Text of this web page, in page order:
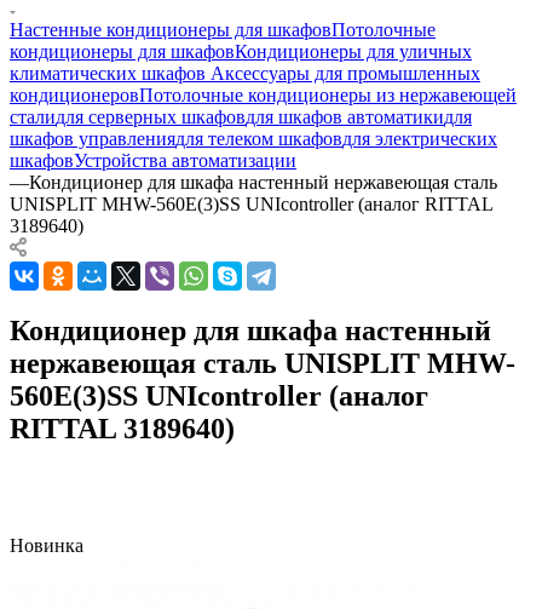
Настенные кондиционеры для шкафовПотолочные
кондиционеры для шкафовКондиционеры для уличных
климатических шкафов Аксессуары для промышленных
кондиционеровПотолочные кондиционеры из нержавеющей
сталидля серверных шкафовдля шкафов автоматикидля
шкафов управлениядля телеком шкафовдля электрических
шкафовУстройства автоматизации
—Кондиционер для шкафа настенный нержавеющая сталь
UNISPLIT MHW-560E(3)SS UNIcontroller (аналог RITTAL
3189640)
Кондиционер для шкафа настенный
нержавеющая сталь UNISPLIT MHW-
560E(3)SS UNIcontroller (аналог
RITTAL 3189640)
Новинка